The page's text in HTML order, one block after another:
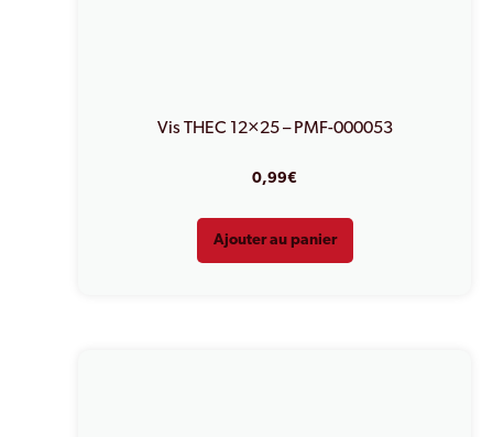
Vis THEC 12×25 – PMF-000053
0,99€
Ajouter au panier